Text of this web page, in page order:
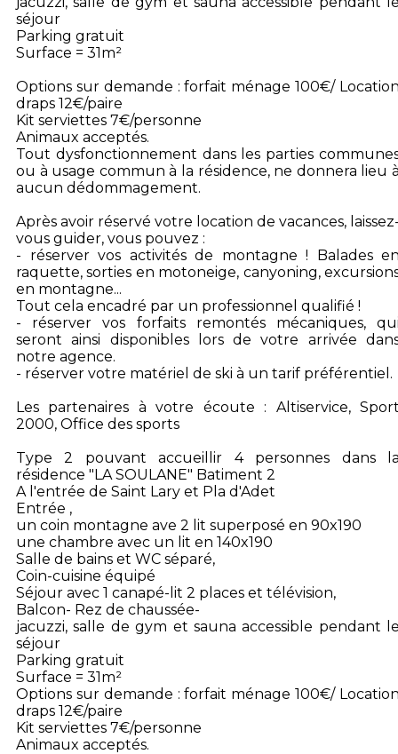
séjour
Parking gratuit
Surface = 31m²
Options sur demande : forfait ménage 100€/
draps 12€/paire
Kit serviettes 7€/personne
Animaux acceptés.
Tout dysfonctionnement dans les parties
ou à usage commun à la résidence, ne donnera lieu
aucun dédommagement.
Après avoir réservé votre location de vacances,
vous guider, vous pouvez :
- réserver vos activités de montagne ! Balades
raquette, sorties en motoneige, canyoning,
en montagne...
Tout cela encadré par un professionnel qualifié !
- réserver vos forfaits remontés mécaniques,
seront ainsi disponibles lors de votre arrivée
notre agence.
- réserver votre matériel de ski à un tarif préférentiel.
Les partenaires à votre écoute : Altiservice,
2000, Office des sports
Type 2 pouvant accueillir 4 personnes dans
résidence "LA SOULANE" Batiment 2
A l'entrée de Saint Lary et Pla d'Adet
Entrée ,
un coin montagne ave 2 lit superposé en 90x190
une chambre avec un lit en 140x190
Salle de bains et WC séparé,
Coin-cuisine équipé
Séjour avec 1 canapé-lit 2 places et télévision,
Balcon- Rez de chaussée-
jacuzzi, salle de gym et sauna accessible pendant
séjour
Parking gratuit
Surface = 31m²
Options sur demande : forfait ménage 100€/
draps 12€/paire
Kit serviettes 7€/personne
Animaux acceptés.